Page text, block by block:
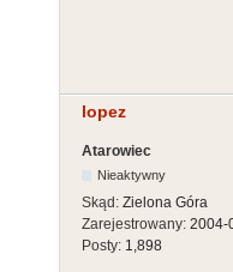
lopez
Atarowiec
Nieaktywny
Skąd: Zielona Góra
Zarejestrowany: 2004-
Posty: 1,898